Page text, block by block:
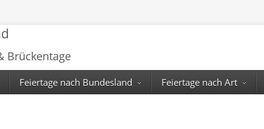
Brückentage
Feiertage nach Bundesland Feiertage nach Art